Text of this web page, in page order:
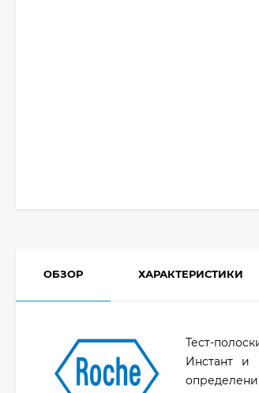
ОБЗОР ХАРАКТЕРИСТИКИ
Тест-
Инстант и